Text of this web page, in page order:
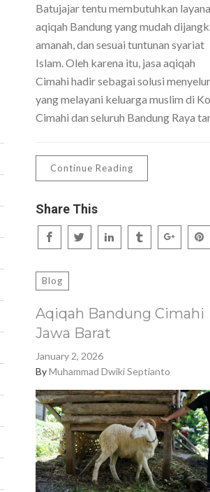
Batujajar tentu membutuhkan
aqiqah Bandung yang mudah
amanah, dan sesuai tuntunan syariat
Islam. Oleh karena itu, jasa aqiqah
Cimahi hadir sebagai solusi
yang melayani keluarga muslim di
Cimahi dan seluruh Bandung Raya
Continue Reading
Share This
Blog
Aqiqah Bandung Cimahi
Jawa Barat
January 2, 2026
ByMuhammad Dwiki Septianto